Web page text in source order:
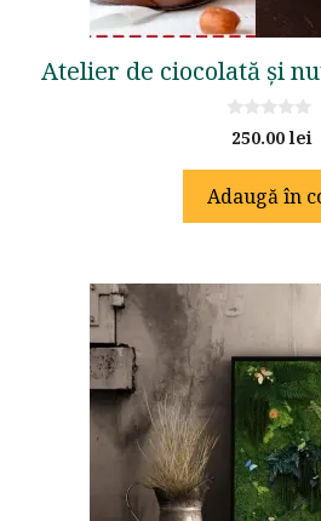
Atelier de ciocolată și
0
o
o
f
5
250.00lei
Adaugă în